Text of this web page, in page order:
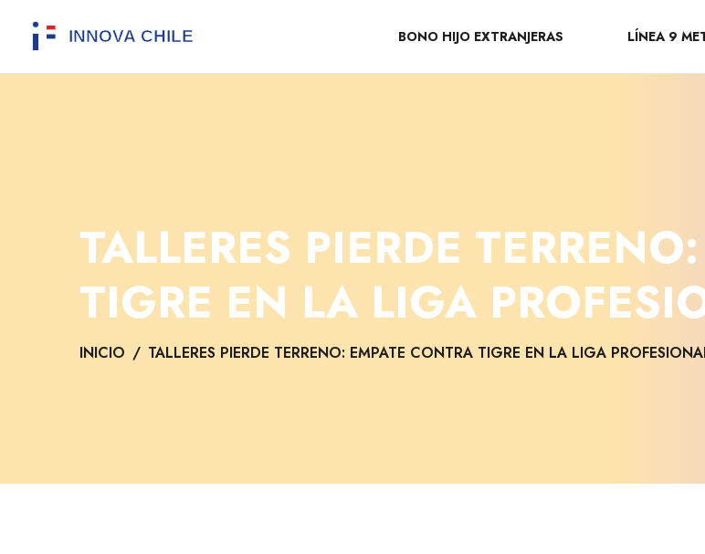
BONO HIJO EXTRANJERAS LÍNEA 9
TALLERES PIERDE
TIGRE EN LA LIGA
INICIO TALLERES PIERDE TERRENO: EMPATE CONTRA TIGRE EN LA LIGA